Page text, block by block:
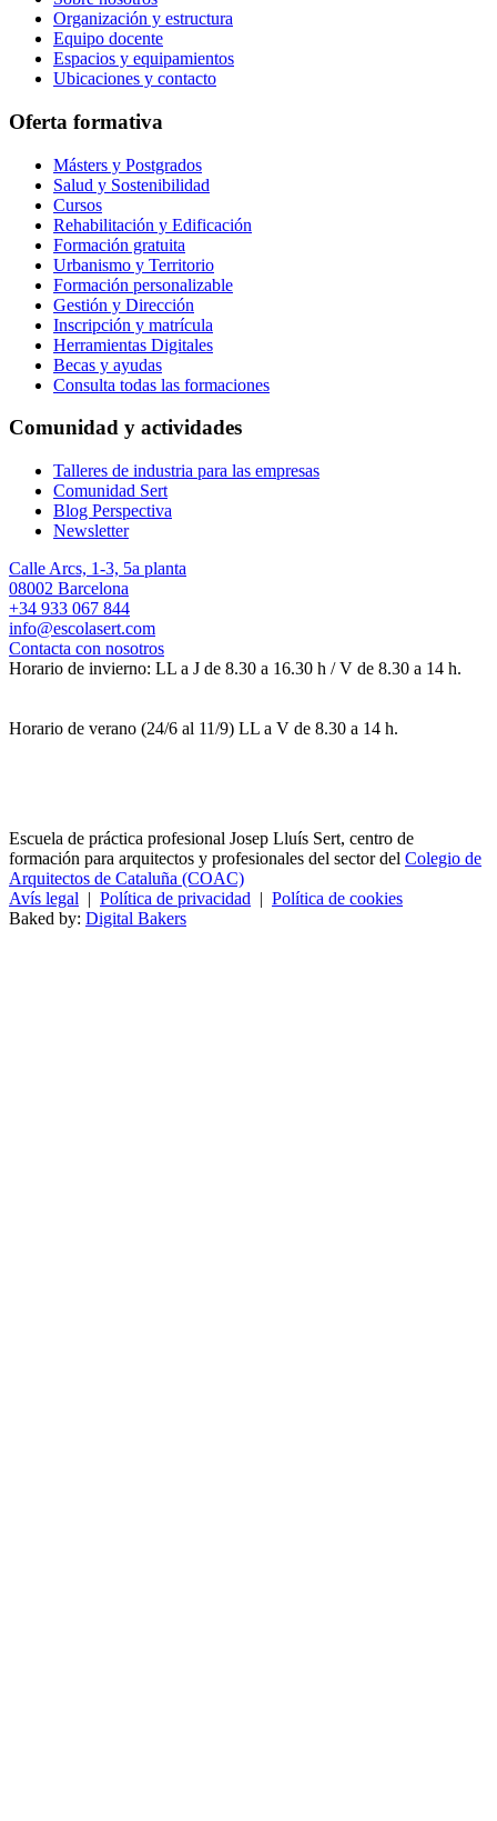
Organización y estructura
Equipo docente
Espacios y equipamientos
Ubicaciones y contacto
Oferta formativa
Másters y Postgrados
Salud y Sostenibilidad
Cursos
Rehabilitación y Edificación
Formación gratuita
Urbanismo y Territorio
Formación personalizable
Gestión y Dirección
Inscripción y matrícula
Herramientas Digitales
Becas y ayudas
Consulta todas las formaciones
Comunidad y actividades
Talleres de industria para las empresas
Comunidad Sert
Blog Perspectiva
Newsletter
Calle Arcs, 1-3, 5a planta
08002 Barcelona
+34 933 067 844
info@escolasert.com
Contacta con nosotros
Horario de invierno: LL a J de 8.30 a 16.30 h / V de 8.30 a 14 h.
Horario de verano (24/6 al 11/9) LL a V de 8.30 a 14 h.
Escuela de práctica profesional Josep Lluís Sert, centro de
formación para arquitectos y profesionales del sector del Colegio de
Arquitectos de Cataluña (COAC)
Avís legal | Política de privacidad | Política de cookies
Baked by: Digital Bakers